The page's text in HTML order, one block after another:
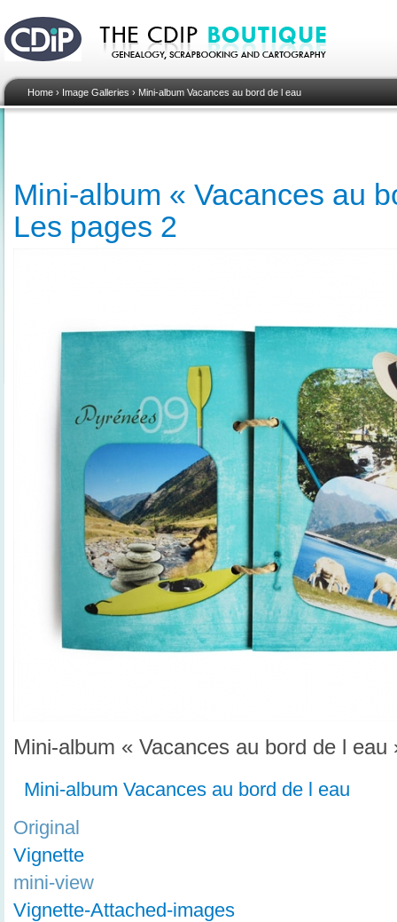
Home › Image Galleries › Mini-album Vacances au bord de l eau
Mini-album « Vacances au
Les pages 2
Mini-album « Vacances au bord de l
Mini-album Vacances au bord de l eau
Original
Vignette
mini-view
Vignette-Attached-images